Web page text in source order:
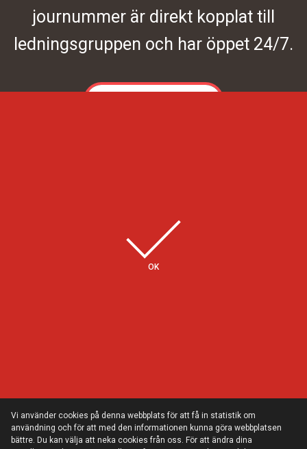
journummer är direkt kopplat till
ledningsgruppen och har öppet 24/7.
Några av våra kunder
Vi använder cookies på denna webbplats för att få in statistik om
användning och för att med den informationen kunna göra webbplatsen
bättre. Du kan välja att neka cookies från oss. För att ändra dina
OK